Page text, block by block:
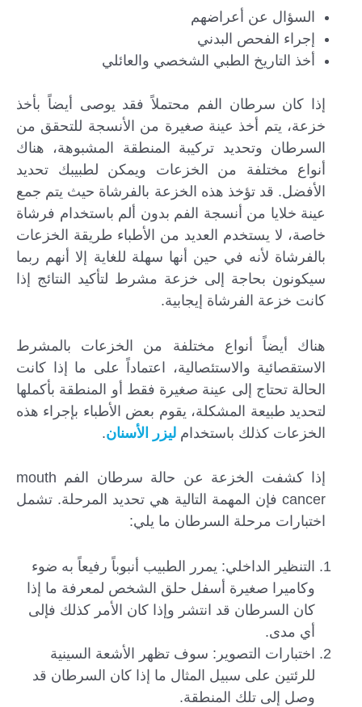
السؤال عن أعراضهم
إجراء الفحص البدني
أخذ التاريخ الطبي الشخصي والعائلي
إذا كان سرطان الفم محتملاً فقد يوصى أيضاً بأخذ
خزعة، يتم أخذ عينة صغيرة من الأنسجة للتحقق من
السرطان وتحديد تركيبة المنطقة المشبوهة، هناك
أنواع مختلفة من الخزعات ويمكن لطبيبك تحديد
الأفضل. قد تؤخذ هذه الخزعة بالفرشاة حيث يتم جمع
عينة خلايا من أنسجة الفم بدون ألم باستخدام فرشاة
خاصة، لا يستخدم العديد من الأطباء طريقة الخزعات
بالفرشاة لأنه في حين أنها سهلة للغاية إلا أنهم ربما
سيكونون بحاجة إلى خزعة مشرط لتأكيد النتائج إذا
كانت خزعة الفرشاة إيجابية.
هناك أيضاً أنواع مختلفة من الخزعات بالمشرط
الاستقصائية والاستئصالية، اعتماداً على ما إذا كانت
الحالة تحتاج إلى عينة صغيرة فقط أو المنطقة بأكملها
لتحديد طبيعة المشكلة، يقوم بعض الأطباء بإجراء هذه
الخزعات كذلك باستخدام ليزر الأسنان.
إذا كشفت الخزعة عن حالة سرطان الفم mouth
cancer فإن المهمة التالية هي تحديد المرحلة. تشمل
اختبارات مرحلة السرطان ما يلي:
التنظير الداخلي: يمرر الطبيب أنبوباً رفيعاً به ضوء
وكاميرا صغيرة أسفل حلق الشخص لمعرفة ما إذا
كان السرطان قد انتشر وإذا كان الأمر كذلك فإلى
أي مدى.
اختبارات التصوير: سوف تظهر الأشعة السينية
للرئتين على سبيل المثال ما إذا كان السرطان قد
وصل إلى تلك المنطقة.